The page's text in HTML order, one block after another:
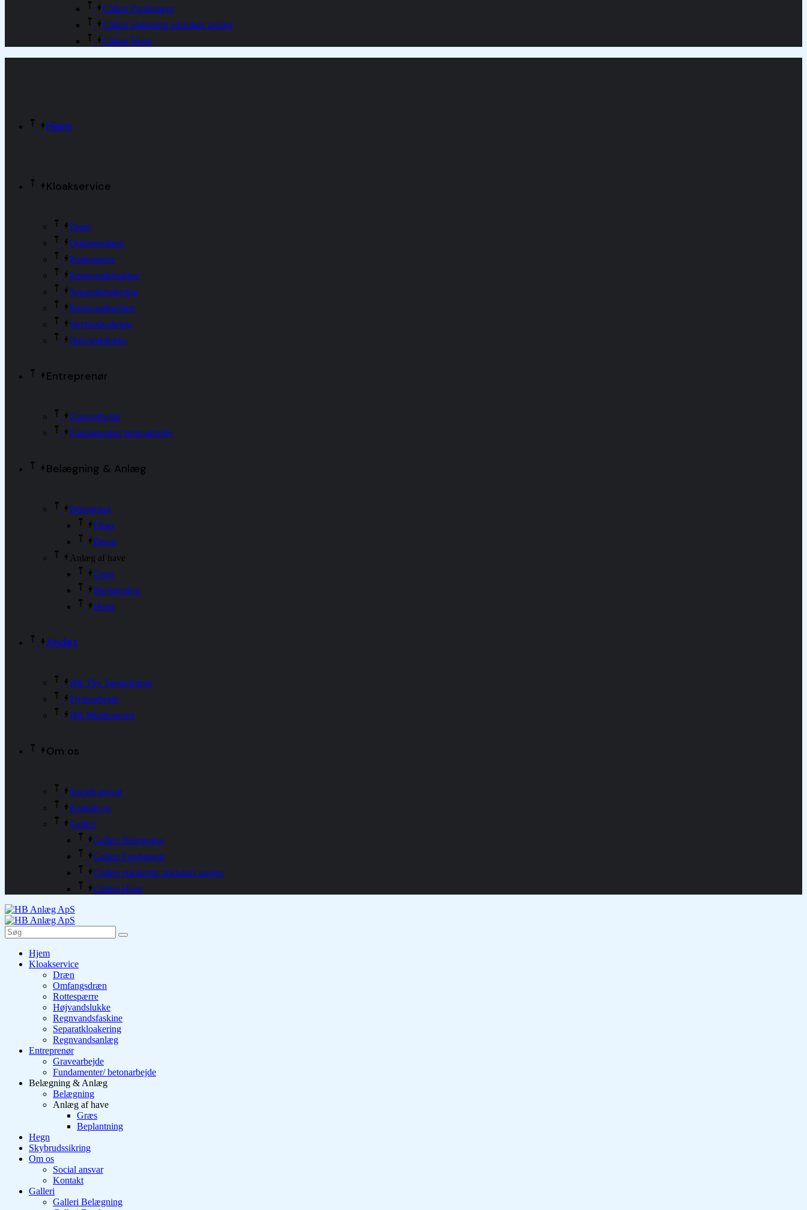
Galleri Fundament
Galleri etablering udendørs arealer
Galleri Hegn
Hjem
Kloakservice
Dræn
Omfangsdræn
Rottespærre
Regnvandsfaskine
Separatkloakering
Regnvandsanlæg
Skybrudssikring
Højvandslukke
Entreprenør
Gravearbejde
Fundamenter/ betonarbejde
Belægning & Anlæg
Belægning
Fliser
Beton
Anlæg af have
Græs
Beplantning
Hegn
Andet
HB Thy Tømrerfirma
Flyttearbejde
HB Minikoncept
Om os
Socialt ansvar
Kontakt os
Galleri
Galleri Belægning
Galleri Fundament
Galleri etablering udendørs arealer
Galleri Hegn
Hjem
Kloakservice
Dræn
Omfangsdræn
Rottespærre
Højvandslukke
Regnvandsfaskine
Separatkloakering
Regnvandsanlæg
Entreprenør
Gravearbejde
Fundamenter/ betonarbejde
Belægning & Anlæg
Belægning
Anlæg af have
Græs
Beplantning
Hegn
Skybrudssikring
Om os
Social ansvar
Kontakt
Galleri
Galleri Belægning